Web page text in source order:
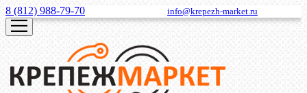
8 (812) 988-79-70 info@krepezh-market.ru